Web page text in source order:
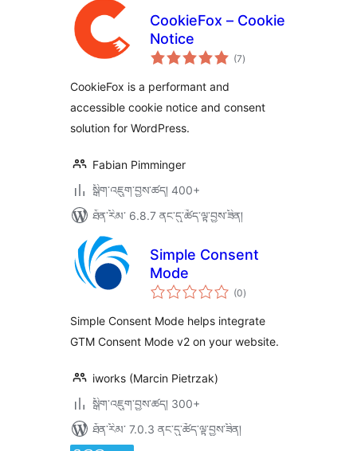
CookieFox – Cookie
Notice
(7གདེང་
འཇོག་
)
CookieFox is a performant and
accessible cookie notice and consent
solution for WordPress.
Fabian Pimminger
སྒྲིག་འཇུག་བྱས་ཚད། 400+
ཐོན་རིམ་ 6.8.7 ནང་དུ་ཚོད་ལྟ་བྱས་ཟིན།
Simple Consent
Mode
(0གདེང་
འཇོག་
ཚང་།
)
Simple Consent Mode helps integrate
GTM Consent Mode v2 on your website.
iworks (Marcin Pietrzak)
སྒྲིག་འཇུག་བྱས་ཚད། 300+
ཐོན་རིམ་ 7.0.3 ནང་དུ་ཚོད་ལྟ་བྱས་ཟིན།